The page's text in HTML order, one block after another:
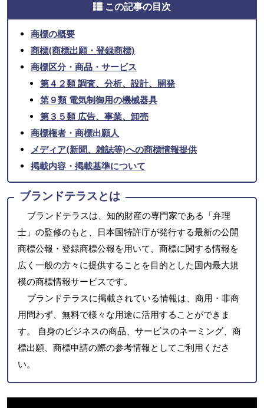
この記事の目次
商標の概要
商標(商標出願・登録商標)
商標区分・商品・サービス
第４２類 調査、分析、設計、開発
第９類 電気制御用の機械器具
第３５類 広告、事業、卸売
商標権者・商標出願人
メディア(新聞、雑誌等)への商標情報提供
掲載内容・掲載基準について
ブランドテラスとは
ブランドテラスは、知的財産の専門家である「弁理
士」の監修のもと、日本国特許庁が発行する最新の公開
商標公報・登録商標公報を用いて、商標に関する情報を
広く一般の方々に提供することを目的とした国内最大規
模の商標情報サービスです。
ブランドテラスに掲載されている情報は、商用・非商
用問わず、無料で様々な用途に活用することができま
す。 自身のビジネスの商品、サービスのネーミング、商
標出願、商標申請の際の参考情報としてご利用くださ
い。